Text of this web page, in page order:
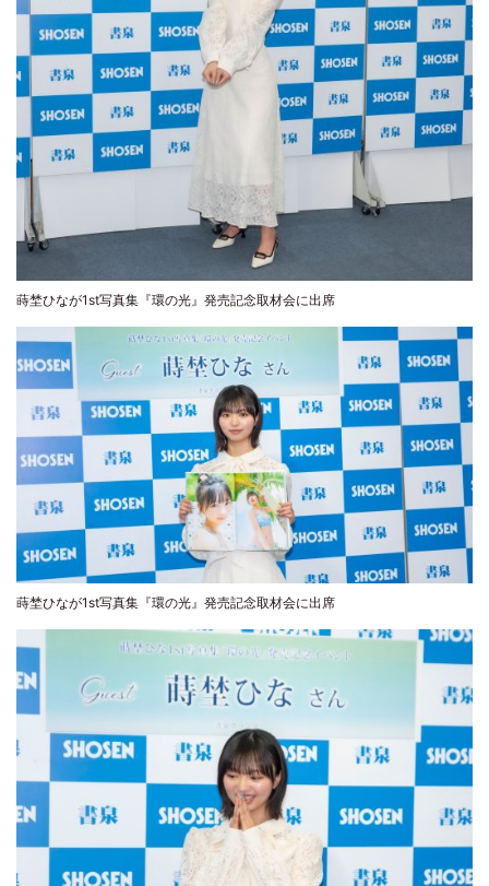
蒔埜ひなが1st写真集『環の光』発売記念取材会に出席
蒔埜ひなが1st写真集『環の光』発売記念取材会に出席